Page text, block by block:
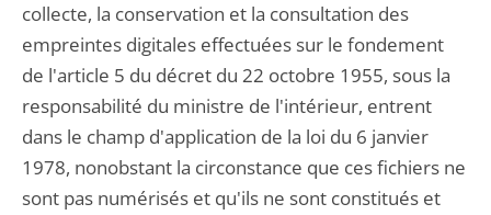
collecte, la conservation et la consultation des
empreintes digitales effectuées sur le fondement
de l'article 5 du décret du 22 octobre 1955, sous la
responsabilité du ministre de l'intérieur, entrent
dans le champ d'application de la loi du 6 janvier
1978, nonobstant la circonstance que ces fichiers ne
sont pas numérisés et qu'ils ne sont constitués et